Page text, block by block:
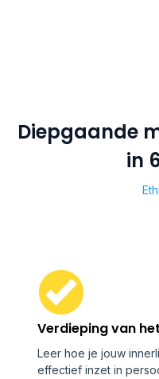
Diepgaande
in
Verdieping van
Leer hoe je jouw
effectief inzet in